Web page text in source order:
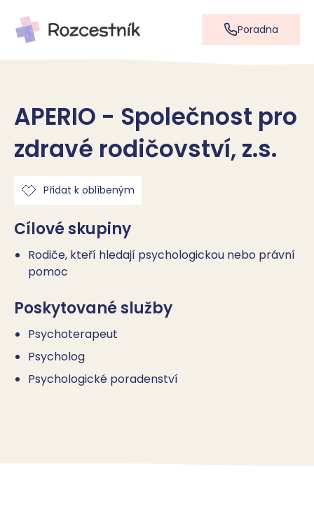
Poradna
APERIO - Společnost pro
zdravé rodičovství, z.s.
Přidat k oblíbeným
Cílové skupiny
Rodiče, kteří hledají psychologickou nebo právní
pomoc
Poskytované služby
Psychoterapeut
Psycholog
Psychologické poradenství